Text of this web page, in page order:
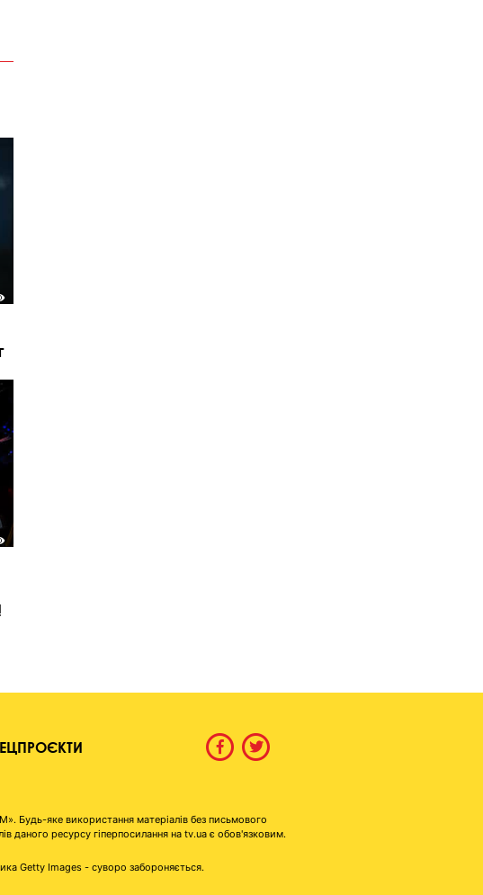
Будь-яке використання матеріалів без письмового
ресурсу гіперпосилання на tv.ua є обов'язковим.
Getty Images - суворо забороняється.